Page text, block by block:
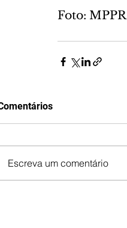
Foto: MPPR
Escreva um comentário